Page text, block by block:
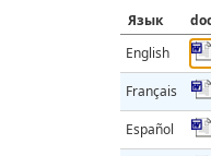
Язык
English
Français
Español